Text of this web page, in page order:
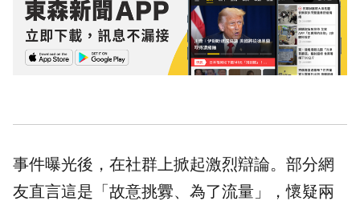
事件曝光後，在社群上掀起激烈辯論。部分網
友直言這是「故意挑釁、為了流量」，懷疑兩